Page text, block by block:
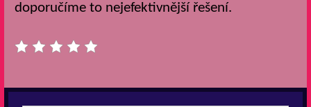
doporučíme to nejefektivnější řešení.